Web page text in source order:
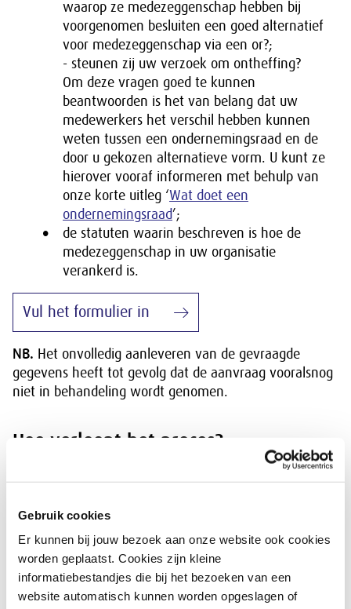
Gebruik cookies
Er kunnen bij jouw bezoek aan onze website ook cookies
worden geplaatst. Cookies zijn kleine
informatiebestandjes die bij het bezoeken van een
website automatisch kunnen worden opgeslagen of
waarop ze medezeggenschap hebben bij
voorgenomen besluiten een goed alternatief
voor medezeggenschap via een or?;
- steunen zij uw verzoek om ontheffing?
Om deze vragen goed te kunnen
beantwoorden is het van belang dat uw
medewerkers het verschil hebben kunnen
weten tussen een ondernemingsraad en de
door u gekozen alternatieve vorm. U kunt ze
hierover vooraf informeren met behulp van
onze korte uitleg ‘Wat doet een
ondernemingsraad’;
de statuten waarin beschreven is hoe de
medezeggenschap in uw organisatie
verankerd is.
Vul het formulier in
NB. Het onvolledig aanleveren van de gevraagde
gegevens heeft tot gevolg dat de aanvraag vooralsnog
niet in behandeling wordt genomen.
Hoe verloopt het proces?
Het secretariaat bevestigt de ontvangst van uw
Zodra uw dossier compleet wordt bevonden, wordt dit
overgedragen aan de Commissie Bevordering
Medezeggenschap en neemt de commissie het verzoek
in behandeling.
De CBM onderzoekt of de betrokken vakbonden